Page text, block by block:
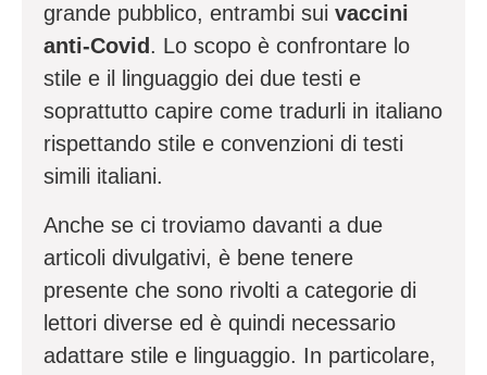
grande pubblico, entrambi sui vaccini
anti-Covid . Lo scopo è confrontare lo
stile e il linguaggio dei due testi e
soprattutto capire come tradurli in italiano
rispettando stile e convenzioni di testi
simili italiani.
Anche se ci troviamo davanti a due
articoli divulgativi, è bene tenere
presente che sono rivolti a categorie di
lettori diverse ed è quindi necessario
adattare stile e linguaggio. In particolare,